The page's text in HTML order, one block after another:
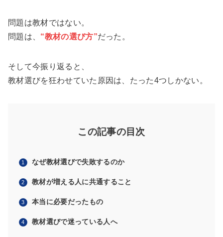
問題は教材ではない。
問題は、 “教材の選び方”だった。
そして今振り返ると、
教材選びを狂わせていた原因は、たった4つしかない。
この記事の目次
なぜ教材選びで失敗するのか
教材が増える人に共通すること
本当に必要だったもの
教材選びで迷っている人へ